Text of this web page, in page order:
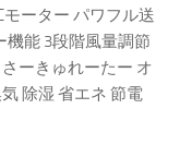
モーター パワフル送
機能 3段階風量調節
ーきゅれーたー オ
除湿 省エネ 節電